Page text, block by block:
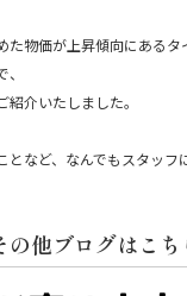
た物価が上昇傾向にあるタ
介いたしました。
など、なんでもスタッフ
の他ブログはこち